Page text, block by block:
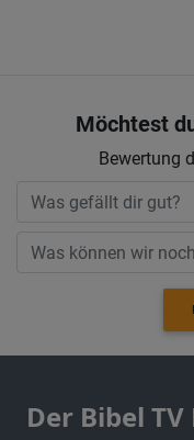
Möchtest
Bewertung
Der Bibel